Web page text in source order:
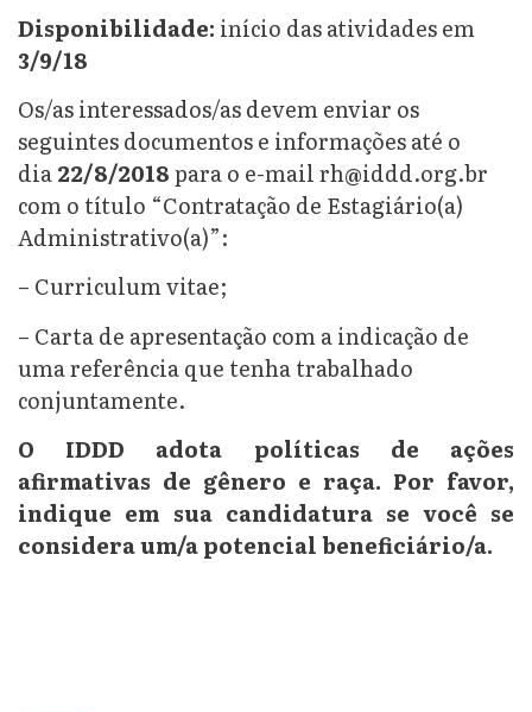
Disponibilidade: início das atividades em
3/9/18
Os/as interessados/as devem enviar os
seguintes documentos e informações até o
dia22/8/2018para o e-mail rh@iddd.org.br
com o título “Contratação de Estagiário(a)
Administrativo(a)”:
– Curriculum vitae;
– Carta de apresentação com a indicação de
uma referência que tenha trabalhado
conjuntamente.
O IDDD adota políticas de ações
afirmativas de gênero e raça. Por favor,
indique em sua candidatura se você se
considera um/apotencial beneficiário/a.